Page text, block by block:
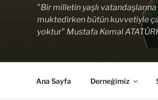
"Bir milletin yaşlı
muktedirken bütün kuvvetiyle
yoktur" Mustafa Kemal
Ana Sayfa Derneğimiz